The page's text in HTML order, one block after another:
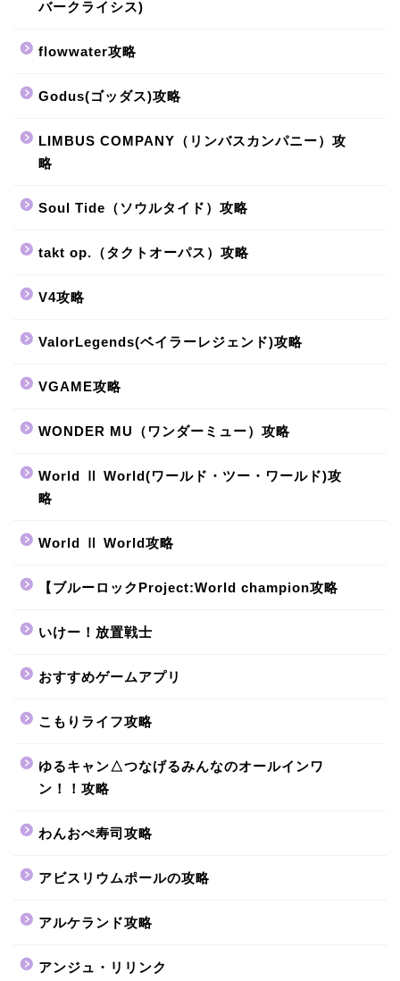
バークライシス)
flowwater攻略
Godus(ゴッダス)攻略
LIMBUS COMPANY（リンバスカンパニー）攻
略
Soul Tide（ソウルタイド）攻略
takt op.（タクトオーパス）攻略
V4攻略
ValorLegends(ベイラーレジェンド)攻略
VGAME攻略
WONDER MU（ワンダーミュー）攻略
World Ⅱ World(ワールド・ツー・ワールド)攻
略
World Ⅱ World攻略
【ブルーロックProject:World champion攻略
いけー！放置戦士
おすすめゲームアプリ
こもりライフ攻略
ゆるキャン△つなげるみんなのオールインワ
ン！！攻略
わんおぺ寿司攻略
アビスリウムポールの攻略
アルケランド攻略
アンジュ・リリンク